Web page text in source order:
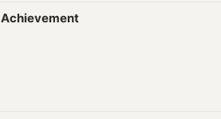
Achievement